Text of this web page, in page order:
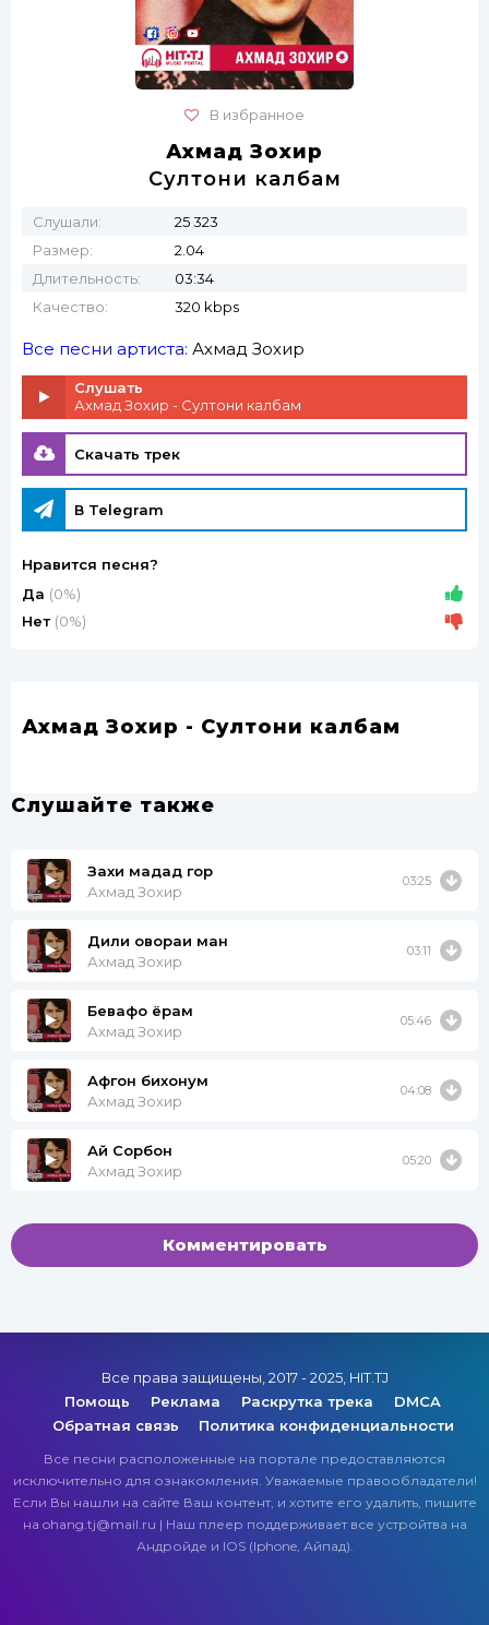
В избранное
Ахмад Зохир
Султони калбам
Слушали:
25 323
Размер:
2.04
Длительность:
03:34
Качество:
320 kbps
Все песни артиста: Ахмад Зохир
Слушать
Ахмад Зохир - Султони калбам
Скачать трек
В Telegram
Нравится песня?
Да (0%)
Нет (0%)
Ахмад Зохир - Султони калбам
Слушайте также
Захи мадад гор
Ахмад Зохир
03:25
Дили овораи ман
Ахмад Зохир
03:11
Бевафо ёрам
Ахмад Зохир
05:46
Афгон бихонум
Ахмад Зохир
04:08
Ай Сорбон
Ахмад Зохир
05:20
Комментировать
Все права защищены, 2017 - 2025, HIT.TJ
Помощь
Реклама Раскрутка трека
DMCA
Обратная связь
Политика конфиденциальности
Все песни расположенные на портале предоставляются
исключительно для ознакомления. Уважаемые правообладатели!
Если Вы нашли на сайте Ваш контент, и хотите его удалить, пишите
на ohang.tj@mail.ru | Наш плеер поддерживает все устройтва на
Андройде и IOS (Iphone, Айпад).